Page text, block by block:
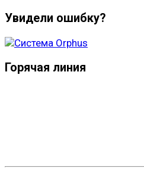
Увидели ошибку?
Горячая линия